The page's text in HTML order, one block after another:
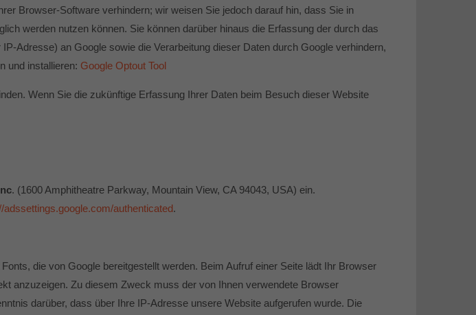
Browser-Software verhindern; wir weisen Sie jedoch darauf hin, dass Sie in
werden nutzen können. Sie können darüber hinaus die Erfassung der durch das
Adresse) an Google sowie die Verarbeitung dieser Daten durch Google verhindern,
und installieren: Google Optout Tool
Wenn Sie die zukünftige Erfassung Ihrer Daten beim Besuch dieser Website
. (1600 Amphitheatre Parkway, Mountain View, CA 94043, USA) ein.
adssettings.google.com/authenticated.
die von Google bereitgestellt werden. Beim Aufruf einer Seite lädt Ihr Browser
anzuzeigen. Zu diesem Zweck muss der von Ihnen verwendete Browser
darüber, dass über Ihre IP-Adresse unsere Website aufgerufen wurde. Die